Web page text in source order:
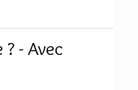
- Avec